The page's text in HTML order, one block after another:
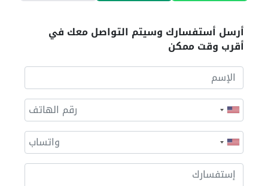
أرسل أستفسارك وسيتم التواصل معك في
أقرب وقت ممكن